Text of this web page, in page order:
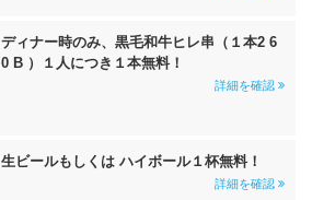
ディナー時のみ、黒毛和牛ヒレ串（１本2 6
0 B ）１人につき１本無料！
詳細を確認
生ビールもしくは ハイボール１杯無料！
詳細を確認